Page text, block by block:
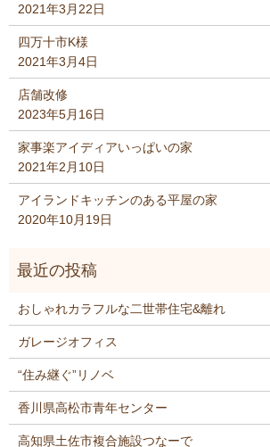
2021年3月22日
四万十市K様
2021年3月4日
店舗改修
2023年5月16日
家事楽アイディアいっぱいの家
2021年2月10日
アイランドキッチンのある平屋の家
2020年10月19日
おしゃれカラフルな二世帯住宅&離れ
ガレージオフィス
“住み継ぐ”リノベ
香川県高松市青年センター
高知県土佐市複合施設つなーで